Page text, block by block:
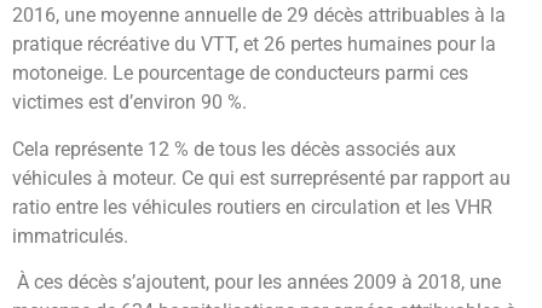
2016, une moyenne annuelle de 29 décès attribuables à la
pratique récréative du VTT, et 26 pertes humaines pour la
motoneige. Le pourcentage de conducteurs parmi ces
victimes est d’environ 90 %.
Cela représente 12 % de tous les décès associés aux
véhicules à moteur. Ce qui est surreprésenté par rapport au
ratio entre les véhicules routiers en circulation et les VHR
immatriculés.
À ces décès s’ajoutent, pour les années 2009 à 2018, une